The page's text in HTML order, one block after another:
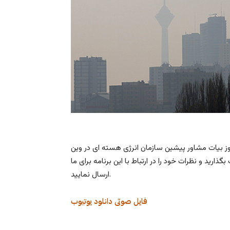
بیات مشاور پیشین سازمان انرژی هسته ای در وین
و نظرات خود را در ارتباط با این برنامه برای ما
ارسال نمایید.
یوتیوب دانلود فایل صوتی